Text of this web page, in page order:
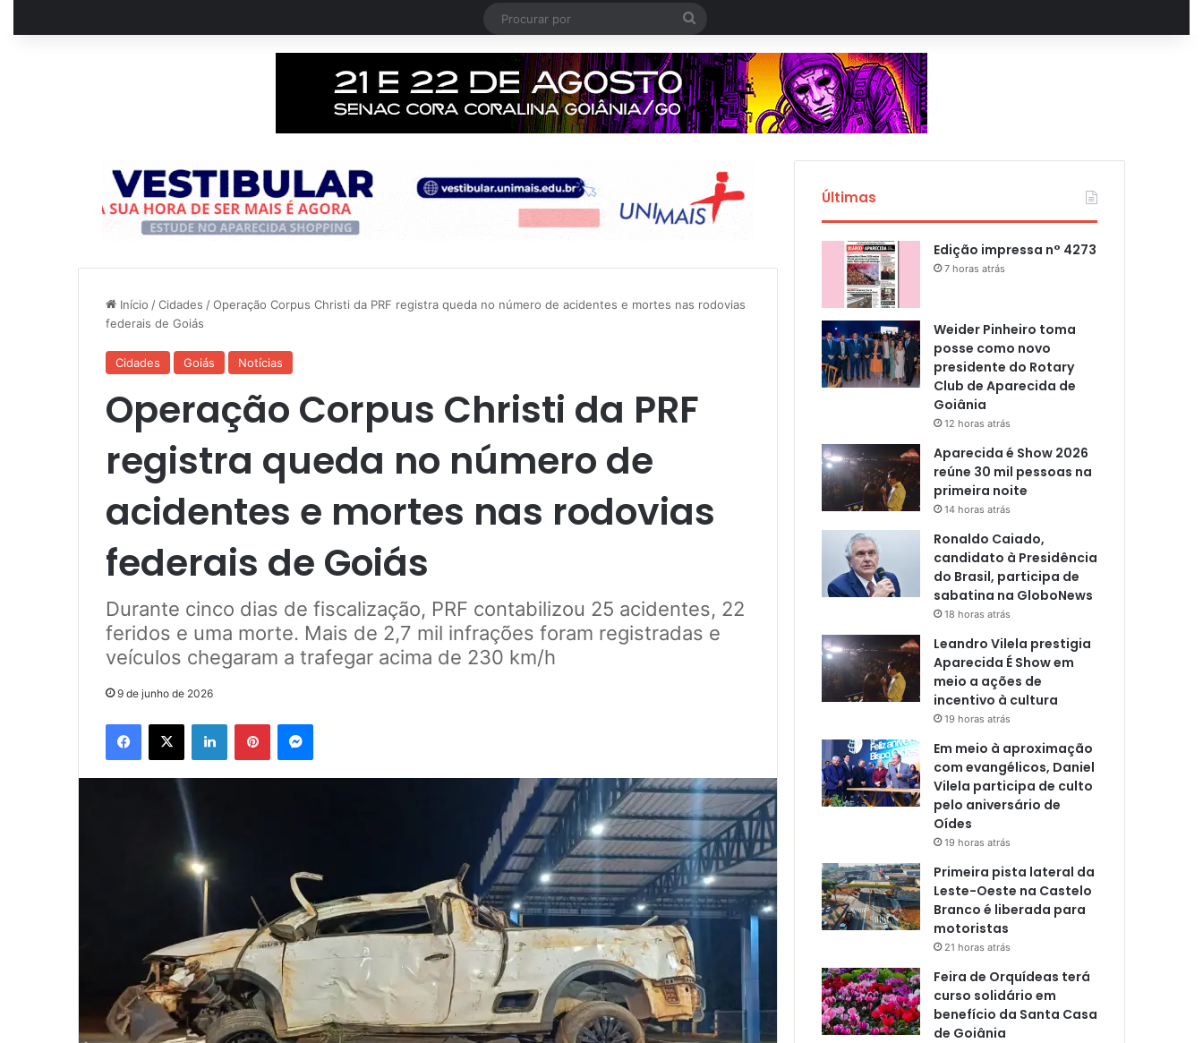
Procurar
por
Início /Cidades /Operação Corpus Christi da PRF registra queda no número de acidentes e mortes nas rodovias
federais de Goiás
Cidades Goiás Notícias
Operação Corpus Christi da PRF
registra queda no número de
acidentes e mortes nas rodovias
federais de Goiás
Durante cinco dias de fiscalização, PRF contabilizou 25 acidentes, 22
feridos e uma morte. Mais de 2,7 mil infrações foram registradas e
veículos chegaram a trafegar acima de 230 km/h
9 de junho de 2026
Facebook
X LinkedinPinterestMessenger
Últimas
Edição impressa n° 4273
7 horas atrás
Weider Pinheiro toma
posse como novo
presidente do Rotary
Club de Aparecida de
Goiânia
12 horas atrás
Aparecida é Show 2026
reúne 30 mil pessoas na
primeira noite
14 horas atrás
Ronaldo Caiado,
candidato à Presidência
do Brasil, participa de
sabatina na GloboNews
18 horas atrás
Leandro Vilela prestigia
Aparecida É Show em
meio a ações de
incentivo à cultura
19 horas atrás
Em meio à aproximação
com evangélicos, Daniel
Vilela participa de culto
pelo aniversário de
Oídes
19 horas atrás
Primeira pista lateral da
Leste-Oeste na Castelo
Branco é liberada para
motoristas
21 horas atrás
Feira de Orquídeas terá
curso solidário em
benefício da Santa Casa
de Goiânia